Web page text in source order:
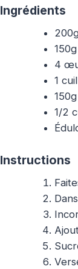
Ingrédients
4
1
1/2
Instructions